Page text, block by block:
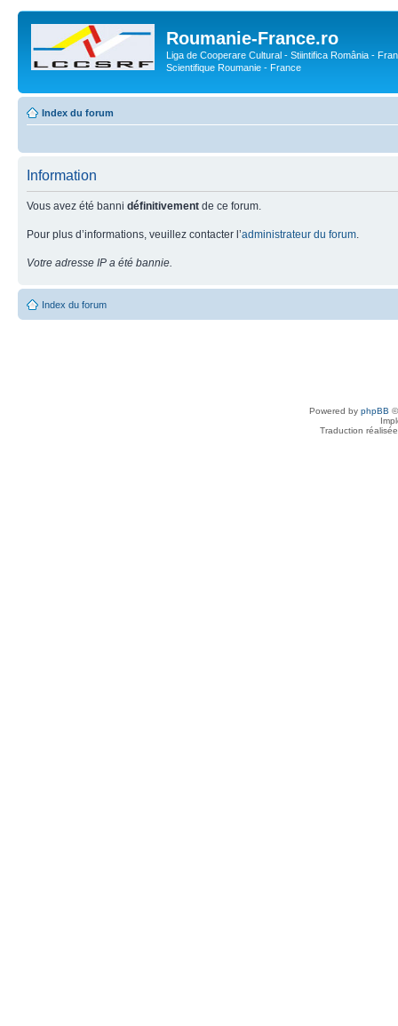
Roumanie-France.ro
Liga de Cooperare Cultural - Stiintifica România -
Scientifique Roumanie - France
Index du forum
Information
Vous avez été banni définitivement de ce forum.
Pour plus d’informations, veuillez contacter l’administrateur du forum
Votre adresse IP a été bannie.
Index du forum
Powered by phpBB
Traduction